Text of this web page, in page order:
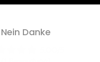
Nein Danke